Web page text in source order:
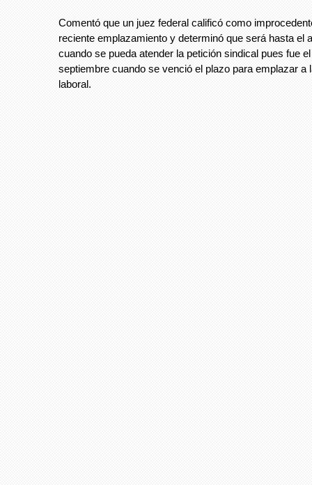
Comentó que un juez federal calificó como
reciente emplazamiento y determinó que será hasta el
cuando se pueda atender la petición sindical pues fue
septiembre cuando se venció el plazo para emplazar a
laboral.